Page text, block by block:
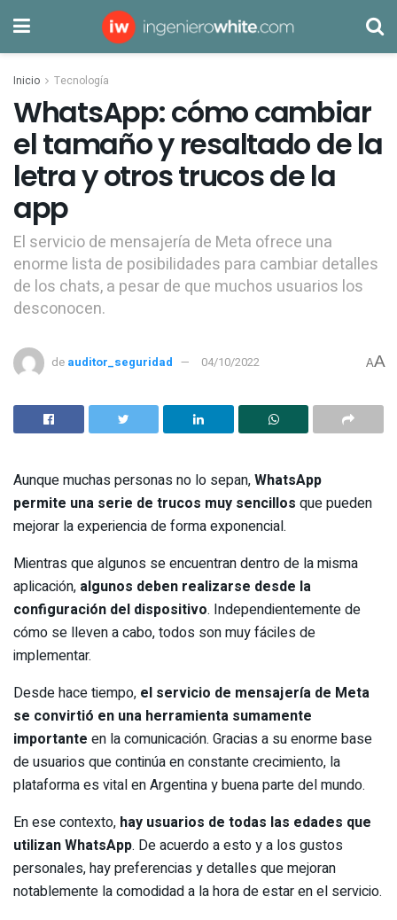
Inicio Tecnología
WhatsApp: cómo cambiar
el tamaño y resaltado de la
letra y otros trucos de la
app
El servicio de mensajería de Meta ofrece una
enorme lista de posibilidades para cambiar detalles
de los chats, a pesar de que muchos usuarios los
desconocen.
de auditor_seguridad 04/10/2022 AA
Aunque muchas personas no lo sepan,WhatsApp
permite una serie de trucos muy sencillos que pueden
mejorar la experiencia de forma exponencial.
Mientras que algunos se encuentran dentro de la misma
aplicación, algunos deben realizarse desde la
configuración del dispositivo. Independientemente de
cómo se lleven a cabo, todos son muy fáciles de
implementar.
Desde hace tiempo, el servicio de mensajería de Meta
se convirtió en una herramienta sumamente
importante en la comunicación. Gracias a su enorme base
de usuarios que continúa en constante crecimiento, la
plataforma es vital en Argentina y buena parte del mundo.
En ese contexto, hay usuarios de todas las edades que
utilizan WhatsApp. De acuerdo a esto y a los gustos
personales, hay preferencias y detalles que mejoran
notablemente la comodidad a la hora de estar en el servicio.